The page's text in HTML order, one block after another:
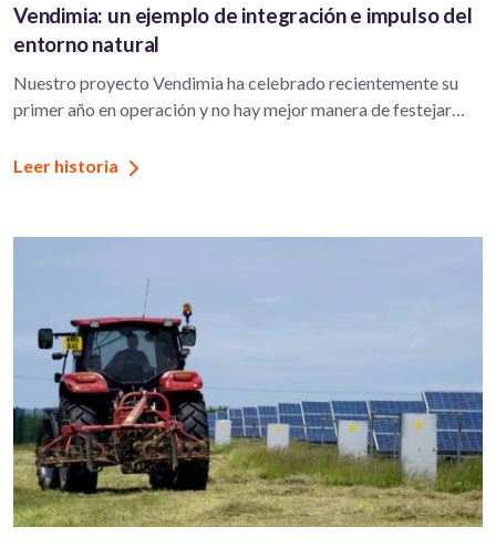
Vendimia: un ejemplo de integración e impulso del
entorno natural
Nuestro proyecto Vendimia ha celebrado recientemente su
primer año en operación y no hay mejor manera de festejar…
Leer historia